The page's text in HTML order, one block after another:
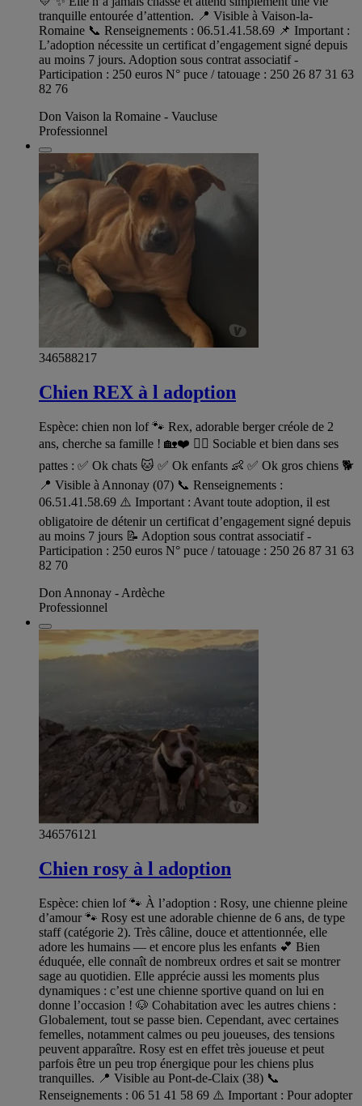
tranquille entourée d’attention. 📍 Visible à Vaison-la-
Romaine 📞 Renseignements : 06.51.41.58.69 📌 Important :
L’adoption nécessite un certificat d’engagement signé depuis
au moins 7 jours. Adoption sous contrat associatif -
Participation : 250 euros N° puce / tatouage : 250 26 87 31 63
82 76
Don Vaison la Romaine - Vaucluse
Professionnel
346588217
Chien REX à l adoption
Espèce: chien non lof 🐾 Rex, adorable berger créole de 2
ans, cherche sa famille ! 🏡❤️ 🐕‍🦺 Sociable et bien dans ses
pattes : ✅ Ok chats 🐱 ✅ Ok enfants 👶 ✅ Ok gros chiens 🐕
📍 Visible à Annonay (07) 📞 Renseignements :
06.51.41.58.69 ⚠️ Important : Avant toute adoption, il est
obligatoire de détenir un certificat d’engagement signé depuis
au moins 7 jours 📝 Adoption sous contrat associatif -
Participation : 250 euros N° puce / tatouage : 250 26 87 31 63
82 70
Don Annonay - Ardèche
Professionnel
346576121
Chien rosy à l adoption
Espèce: chien lof 🐾 À l’adoption : Rosy, une chienne pleine
d’amour 🐾 Rosy est une adorable chienne de 6 ans, de type
staff (catégorie 2). Très câline, douce et attentionnée, elle
adore les humains — et encore plus les enfants 💕 Bien
éduquée, elle connaît de nombreux ordres et sait se montrer
sage au quotidien. Elle apprécie aussi les moments plus
dynamiques : c’est une chienne sportive quand on lui en
donne l’occasion ! 🐶 Cohabitation avec les autres chiens :
Globalement, tout se passe bien. Cependant, avec certaines
femelles, notamment calmes ou peu joueuses, des tensions
peuvent apparaître. Rosy est en effet très joueuse et peut
parfois être un peu trop énergique pour les chiens plus
tranquilles. 📍 Visible au Pont-de-Claix (38) 📞
Renseignements : 06 51 41 58 69 ⚠️ Important : Pour adopter